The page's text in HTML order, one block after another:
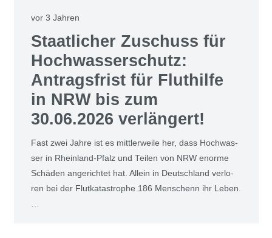
vor 3 Jahren
Staat­li­cher Zuschuss für
Hoch­was­ser­schutz:
Antrags­frist für Flut­hil­fe
in NRW bis zum
30.06.2026 ver­län­gert!
Fast zwei Jah­re ist es mitt­ler­wei­le her, dass Hoch­was­
ser in Rhein­land-Pfalz und Tei­len von NRW enor­me
Schä­den ange­rich­tet hat. Allein in Deutsch­land ver­lo­
ren bei der Flut­ka­ta­stro­phe 186 Men­schenn ihr Leben.